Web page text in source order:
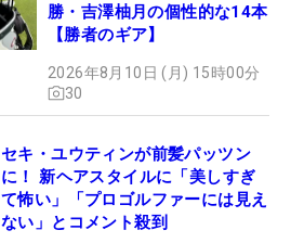
勝・吉澤柚月の個性的な14本
【勝者のギア】
2026年8月10日 (月) 15時00分
30
セキ・ユウティンが前髪パッツン
に！ 新ヘアスタイルに「美しすぎ
て怖い」「プロゴルファーには見え
ない」とコメント殺到